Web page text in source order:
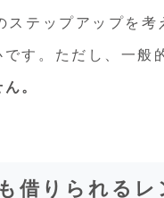
テップアップを
す。ただし、一般
。
借りられるレ